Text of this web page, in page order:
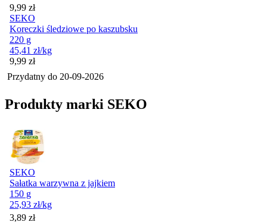
Cena
9,99 zł
SEKO
Koreczki śledziowe po kaszubsku
220 g
45,41 zł/kg
Cena
9,99 zł
Przydatny do 20-09-2026
Produkty marki SEKO
SEKO
Sałatka warzywna z jajkiem
150 g
25,93 zł/kg
Cena
3,89 zł